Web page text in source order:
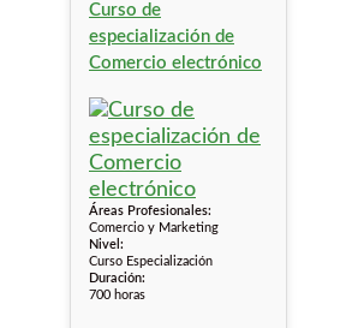
Curso de
especialización de
Comercio electrónico
Áreas Profesionales:
Comercio y Marketing
Nivel:
Curso Especialización
Duración:
700 horas